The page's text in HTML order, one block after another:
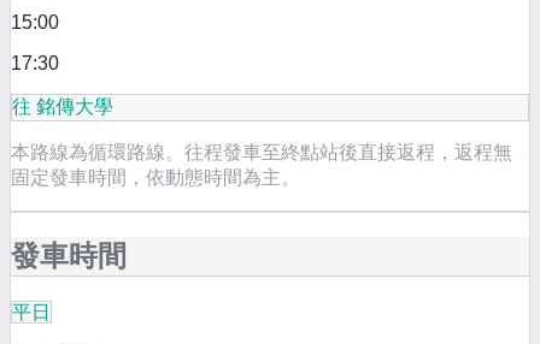
15:00
17:30
往 銘傳大學
本路線為循環路線。往程發車至終點站後直接返程，返程無
固定發車時間，依動態時間為主。
發車時間
平日